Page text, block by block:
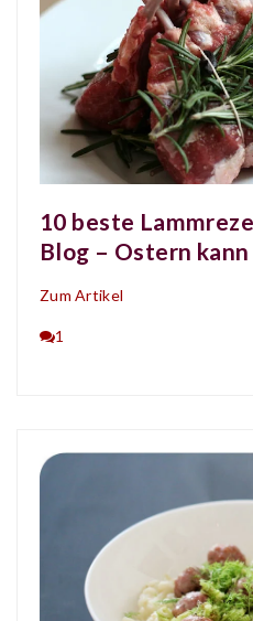
10 beste
Blog – Ostern
Zum Artikel
1